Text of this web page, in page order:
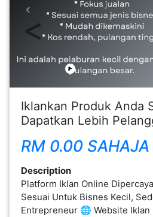
Previous
Iklankan Produk Anda
Dapatkan Lebih
RM 0.00 SAHAJA
Description
Platform Iklan Online
Sesuai Untuk Bisnes Kecil,
Entrepreneur 🌐 Website Iklan
KESIHATAN(80)
RUNCIT(1)
WANITA(0)
KECANTIKAN(7)
FESYEN
LELAKI(0)